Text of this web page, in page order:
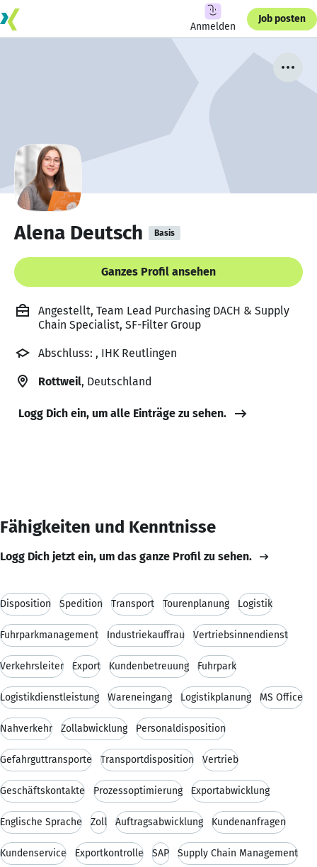
Anmelden
Job posten
Alena Deutsch Basis
Ganzes Profil ansehen
Angestellt, Team Lead Purchasing DACH & Supply
Chain Specialist, SF-Filter Group
Abschluss: , IHK Reutlingen
Rottweil, Deutschland
Logg Dich ein, um alle Einträge zu sehen.
Fähigkeiten und Kenntnisse
Logg Dich jetzt ein, um das ganze Profil zu sehen.
Disposition Spedition Transport Tourenplanung Logistik
Fuhrparkmanagement Industriekauffrau Vertriebsinnendienst
Verkehrsleiter Export Kundenbetreuung Fuhrpark
Logistikdienstleistung Wareneingang Logistikplanung MS Office
Nahverkehr Zollabwicklung Personaldisposition
Gefahrguttransporte Transportdisposition Vertrieb
Geschäftskontakte Prozessoptimierung Exportabwicklung
Englische Sprache Zoll Auftragsabwicklung Kundenanfragen
Kundenservice Exportkontrolle SAP Supply Chain Management